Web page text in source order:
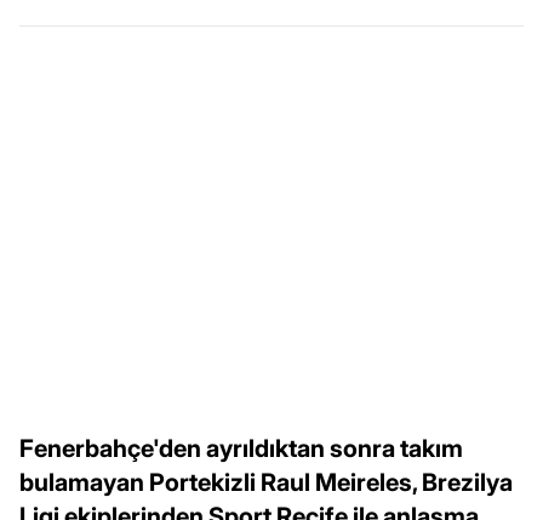
Fenerbahçe'den ayrıldıktan sonra takım
bulamayan Portekizli Raul Meireles, Brezilya